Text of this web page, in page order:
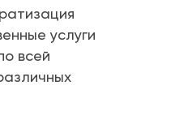
услуги
всей